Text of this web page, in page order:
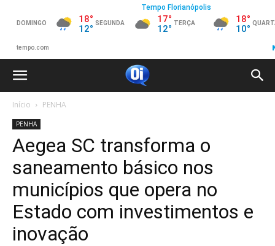
Início PENHA
PENHA
Aegea SC transforma o
saneamento básico nos
municípios que opera no
Estado com investimentos e
inovação